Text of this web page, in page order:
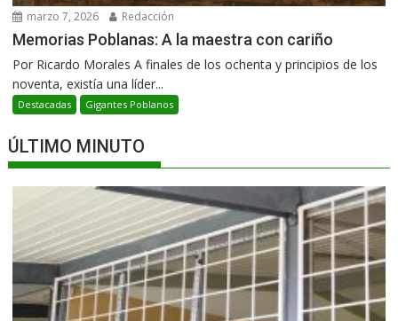
marzo 7, 2026 Redacción
Memorias Poblanas: A la maestra con cariño
Por Ricardo Morales A finales de los ochenta y principios de los
noventa, existía una líder...
Destacadas Gigantes Poblanos
ÚLTIMO MINUTO